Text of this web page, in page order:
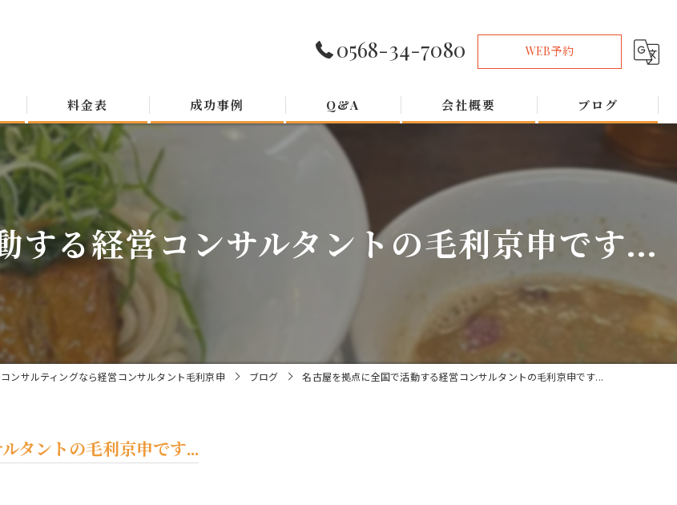
0568-34-7080 WEB予約
料金表 成功事例 Q&A 会社概要 ブログ
する経営コンサルタントの毛利京申です...
ンサルティングなら経営コンサルタント毛利京申 ブログ 名古屋を拠点に全国で活動する経営コンサルタントの毛利京申です...
タントの毛利京申です...